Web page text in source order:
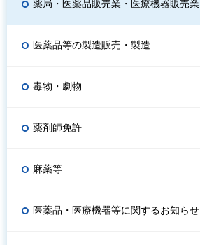
薬局・医薬品販売業・医療機器販売業
医薬品等の製造販売・製造
毒物・劇物
薬剤師免許
麻薬等
医薬品・医療機器等に関するお知らせ